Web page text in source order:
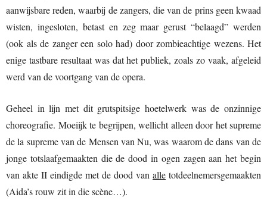
aanwijsbare reden, waarbij de zangers, die van de prins geen kwaad
wisten, ingesloten, betast en zeg maar gerust “belaagd” werden
(ook als de zanger een solo had) door zombieachtige wezens. Het
enige tastbare resultaat was dat het publiek, zoals zo vaak, afgeleid
werd van de voortgang van de opera.
Geheel in lijn met dit grutspitsige hoetelwerk was de onzinnige
choreografie. Moeiijk te begrijpen, wellicht alleen door het supreme
de la supreme van de Mensen van Nu, was waarom de dans van de
jonge totslaafgemaakten die de dood in ogen zagen aan het begin
van akte II eindigde met de dood van alle totdeelnemersgemaakten
(Aida’s rouw zit in die scène…).